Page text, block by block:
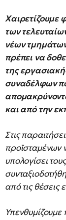
Χαιρετίζουμε
των
νέων
πρέπει να
της
συναδέλφων
και από την
Στις
προϊσταμένων
υπολογίσει
από τις θέσεις
Υπενθυμίζουμε